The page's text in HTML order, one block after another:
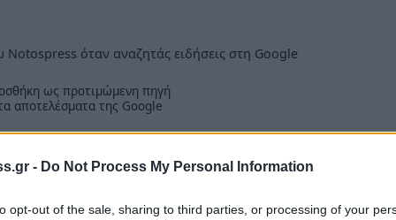
- Do Not Process My Personal Information
opt-out of the sale, sharing to third parties, or processing of your
όταν αναζητάς ειδήσεις στη Google
ως προτιμώμενη πηγή
αποτελέσματα της Google